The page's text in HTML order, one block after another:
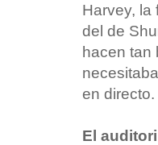
Harvey, la
del de
hacen tan
en directo.
El auditori